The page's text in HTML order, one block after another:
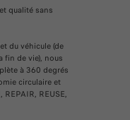
qualité sans
du véhicule (de
fin de vie), nous
à 360 degrés
circulaire et
REUSE,